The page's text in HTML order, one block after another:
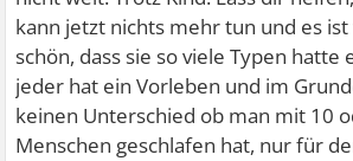
kann jetzt nichts mehr tun und es
schön, dass sie so viele Typen hatte
jeder hat ein Vorleben und im
keinen Unterschied ob man mit 10
Menschen geschlafen hat, nur für